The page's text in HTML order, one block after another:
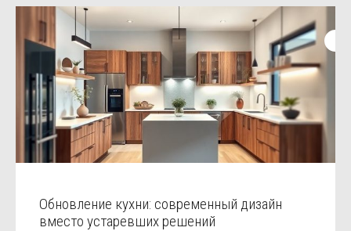
Обновление кухни: современный дизайн
вместо устаревших решений